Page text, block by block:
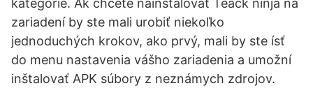
kategórie. Ak chcete nainštalovať Teack ninja na
zariadení by ste mali urobiť niekoľko
jednoduchých krokov, ako prvý, mali by ste ísť
do menu nastavenia vášho zariadenia a umožní
inštalovať APK súbory z neznámych zdrojov.